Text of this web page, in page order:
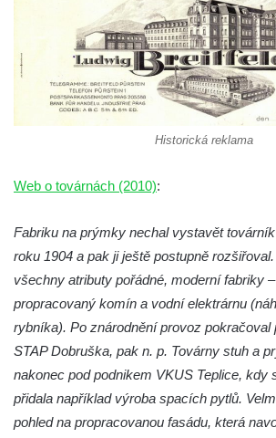
Dům čp. 104/9 na Lužickém náměstí v
Rumburku
Dům čp. 102/7 na Lužickém náměstí v
Rumburku
Dům čp. 99/4 na Lužickém náměstí v
Bývalý špitál v Teplé
Dolního Podluží
Dům Stallburg v lázních Kyselka
Vilemínka (Vilemínin dvůr) v lázních
Kyselka
Švýcarský dvůr v lázních Kyselka
Jindřichův dvůr v lázních Kyselka
Historická reklama
Web o továrnách (2010):
Fabriku na prýmky nechal vystavět
roku 1904 a pak ji ještě postupně
všechny atributy pořádné, moderní fabriky
propracovaný komín a vodní elektrárnu
rybníka). Po znárodnění provoz pokračoval
STAP Dobruška, pak n. p. Továrny stuh a
nakonec pod podnikem VKUS Teplice, kdy
přidala například výroba spacích pytlů.
pohled na propracovanou fasádu, která